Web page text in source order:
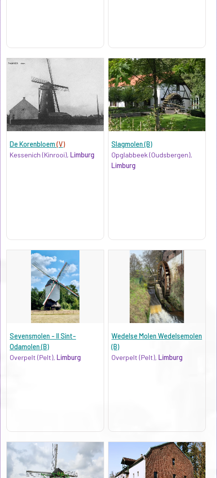
De Korenbloem(V)
Kessenich (Kinrooi), Limburg
Slagmolen (B)
Opglabbeek (Oudsbergen),
Limburg
Sevensmolen - II Sint-
Odamolen (B)
Overpelt (Pelt), Limburg
Wedelse Molen Wedelsemolen
(B)
Overpelt (Pelt),Limburg